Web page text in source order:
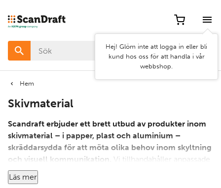
Hej! Glöm inte att logga in eller bli
kund hos oss för att handla i vår
webbshop.
Hem
Skivmaterial
Scandraft erbjuder ett brett utbud av produkter inom
skivmaterial – i papper, plast och aluminium –
skräddarsydda för att möta olika behov inom skyltning
och visuell kommunikation. Vi tillhandahåller anpassade
storlekar direkt från lager, vilket möjliggör snabb leverans
och exakt passform för dina projekt.
Läs mer
Filter
Artikel
Bredd
Egenskap
Kategorier